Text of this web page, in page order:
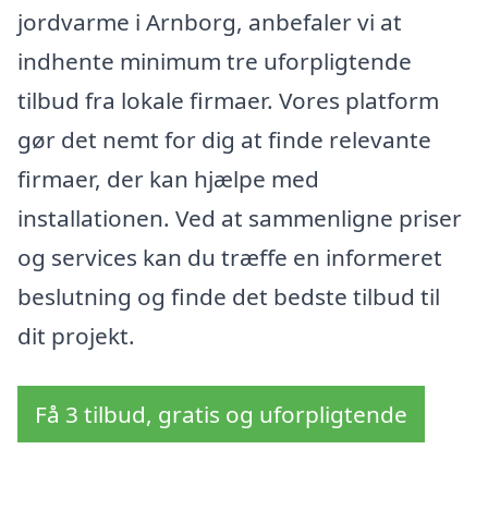
jordvarme i Arnborg, anbefaler vi at
indhente minimum tre uforpligtende
tilbud fra lokale firmaer. Vores platform
gør det nemt for dig at finde relevante
firmaer, der kan hjælpe med
installationen. Ved at sammenligne priser
og services kan du træffe en informeret
beslutning og finde det bedste tilbud til
dit projekt.
Få 3 tilbud, gratis og uforpligtende